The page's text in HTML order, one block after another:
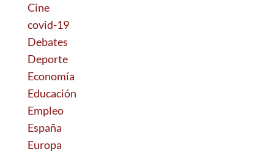
Cine
covid-19
Debates
Deporte
Economía
Educación
Empleo
España
Europa